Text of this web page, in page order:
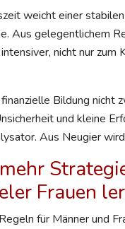
weicht einer
Aus gelegentlichem
nicht nur zum
Bildung nicht
und kleine
Aus Neugier
Frauen
für Männer und